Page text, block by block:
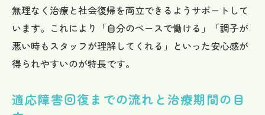
無理なく治療と社会復帰を両立できるようサポートして
います。これにより「自分のペースで働ける」「調子が
悪い時もスタッフが理解してくれる」といった安心感が
得られやすいのが特長です。
適応障害回復までの流れと治療期間の目